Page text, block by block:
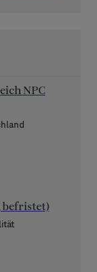
NPC
befristet)